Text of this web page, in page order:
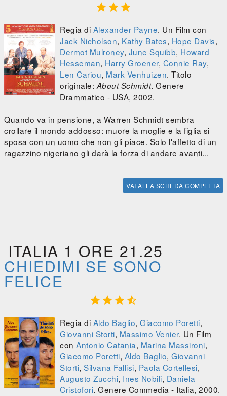

Regia di Alexander Payne. Un Film con
Jack Nicholson, Kathy Bates, Hope Davis,
Dermot Mulroney, June Squibb, Howard
Hesseman, Harry Groener, Connie Ray,
Len Cariou, Mark Venhuizen. Titolo
originale: About Schmidt. Genere
Drammatico - USA, 2002.
Quando va in pensione, a Warren Schmidt sembra
crollare il mondo addosso: muore la moglie e la figlia si
sposa con un uomo che non gli piace. Solo l'affetto di un
ragazzino nigeriano gli darà la forza di andare avanti...
VAI ALLA SCHEDA COMPLETA
ITALIA 1 ORE 21.25
CHIEDIMI SE SONO
FELICE

Regia di Aldo Baglio, Giacomo Poretti,
Giovanni Storti, Massimo Venier. Un Film
con Antonio Catania, Marina Massironi,
Giacomo Poretti, Aldo Baglio, Giovanni
Storti, Silvana Fallisi, Paola Cortellesi,
Augusto Zucchi, Ines Nobili, Daniela
Cristofori. Genere Commedia - Italia, 2000.